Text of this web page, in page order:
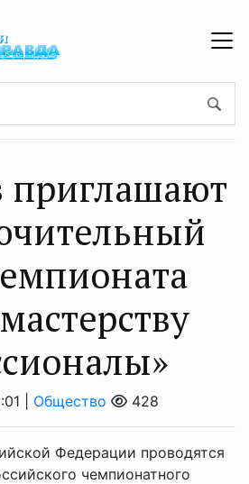
приглашают
| Общество 428
Федерации проводятся
чемпионатного